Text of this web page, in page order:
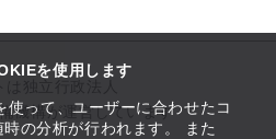
を使用します
使って、ユーザーに合わせたコ
の分析が行われます。 また
機構が運営しています